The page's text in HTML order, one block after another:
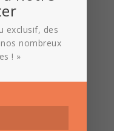
exclusif, des
nombreux
! »